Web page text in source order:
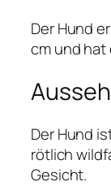
Der Hund
cm und hat
Der Hund
rötlich
Gesicht.